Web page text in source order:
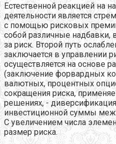
Естественной реакцией на
деятельности является
с помощью рисковых
собой различные
за риск. Второй путь
заключается в управлении
осуществляется на основе
(заключение форвардных
валютных, процентных
сокращения риска,
решениях, -
инвестиционной суммы
С увеличением числа
размер риска.